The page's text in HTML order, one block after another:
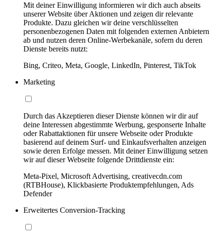
Mit deiner Einwilligung informieren wir dich auch abseits
unserer Website über Aktionen und zeigen dir relevante
Produkte. Dazu gleichen wir deine verschlüsselten
personenbezogenen Daten mit folgenden externen Anbietern
ab und nutzen deren Online-Werbekanäle, sofern du deren
Dienste bereits nutzt:
Bing, Criteo, Meta, Google, LinkedIn, Pinterest, TikTok
Marketing
Durch das Akzeptieren dieser Dienste können wir dir auf
deine Interessen abgestimmte Werbung, gesponserte Inhalte
oder Rabattaktionen für unsere Webseite oder Produkte
basierend auf deinem Surf- und Einkaufsverhalten anzeigen
sowie deren Erfolge messen. Mit deiner Einwilligung setzen
wir auf dieser Webseite folgende Drittdienste ein:
Meta-Pixel, Microsoft Advertising, creativecdn.com
(RTBHouse), Klickbasierte Produktempfehlungen, Ads
Defender
Erweitertes Conversion-Tracking